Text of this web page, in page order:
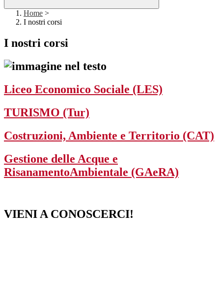
Home >
I nostri corsi
I nostri corsi
Liceo Economico Sociale (LES)
TURISMO (Tur)
Costruzioni, Ambiente e Territorio (CAT)
Gestione delle Acque e
RisanamentoAmbientale (GAeRA)
VIENI A CONOSCERCI!